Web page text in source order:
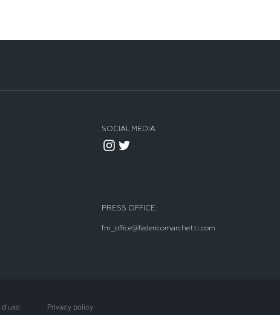
SOCIAL MEDIA
PRESS OFFICE:
fm_office@federicomarchetti.com
d'uso Privacy policy